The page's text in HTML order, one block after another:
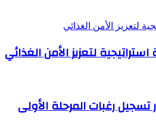
تسجيل رغبات المرحلة الأولى